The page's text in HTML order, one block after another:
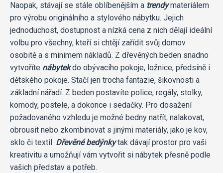
Naopak, stávají se stále oblíbenějším a trendymateriálem
pro výrobu originálního a stylového nábytku. Jejich
jednoduchost, dostupnost a nízká cena z nich dělají ideální
volbu pro všechny, kteří si chtějí zařídit svůj domov
osobitě a s minimem nákladů. Z dřevěných beden snadno
vytvoříte nábytekdo obývacího pokoje, ložnice, předsíně i
dětského pokoje. Stačí jen trocha fantazie, šikovnosti a
základní nářadí. Z beden postavíte police, regály, stolky,
komody, postele, a dokonce i sedačky. Pro dosažení
požadovaného vzhledu je možné bedny natřít, nalakovat,
obrousit nebo zkombinovat s jinými materiály, jako je kov,
sklo či textil. Dřevěné bedýnkytak dávají prostor pro vaši
kreativitu a umožňují vám vytvořit si nábytek přesně podle
vašich představ a potřeb.